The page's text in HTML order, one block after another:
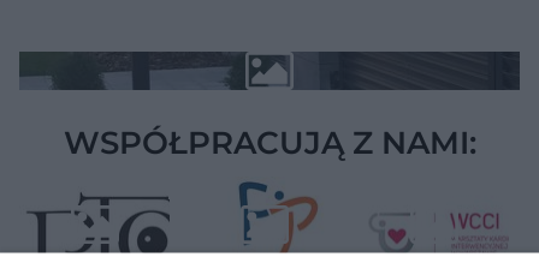
WSPÓŁPRACUJĄ Z NAMI: